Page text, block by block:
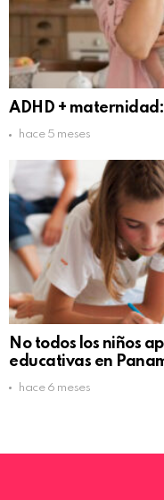
ADHD +
hace 5 meses
No todos los niños
educativas en
hace 6 meses